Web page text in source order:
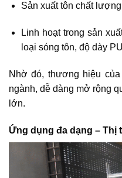
Sản xuất tôn chất
Linh hoạt trong sản
loại sóng tôn, độ dày
Nhờ đó, thương hiệu
ngành, dễ dàng mở rộng
lớn.
Ứng dụng đa dạng –